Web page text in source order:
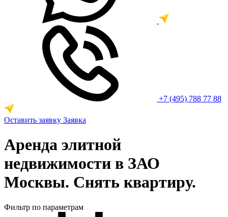
+7 (495) 788 77 88
Оставить заявку Заявка
Аренда элитной
недвижимости в ЗАО
Москвы. Снять квартиру.
Фильтр по параметрам